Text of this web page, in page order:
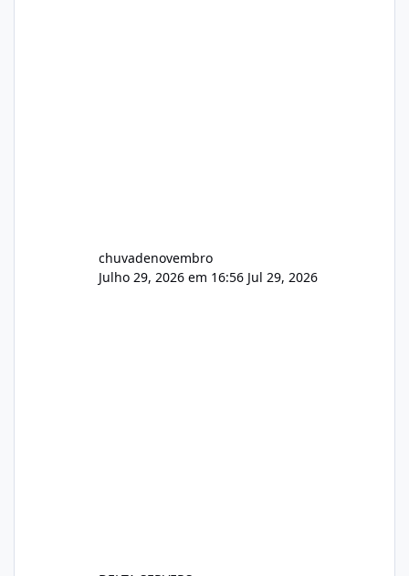
chuvadenovembro
Julho 29, 2026 em 16:56 Jul 29, 2026